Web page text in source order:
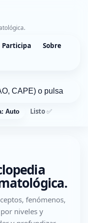
Participa
Sobre
Auto Listo ✅
fenómenos,
niveles y